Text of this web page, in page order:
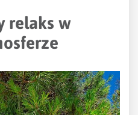
relaks w